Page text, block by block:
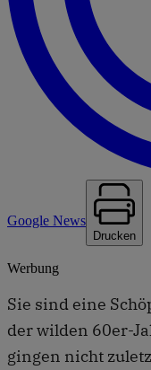
Google News
Drucken
Werbung
Sie sind eine
der wilden 60er-
gingen nicht